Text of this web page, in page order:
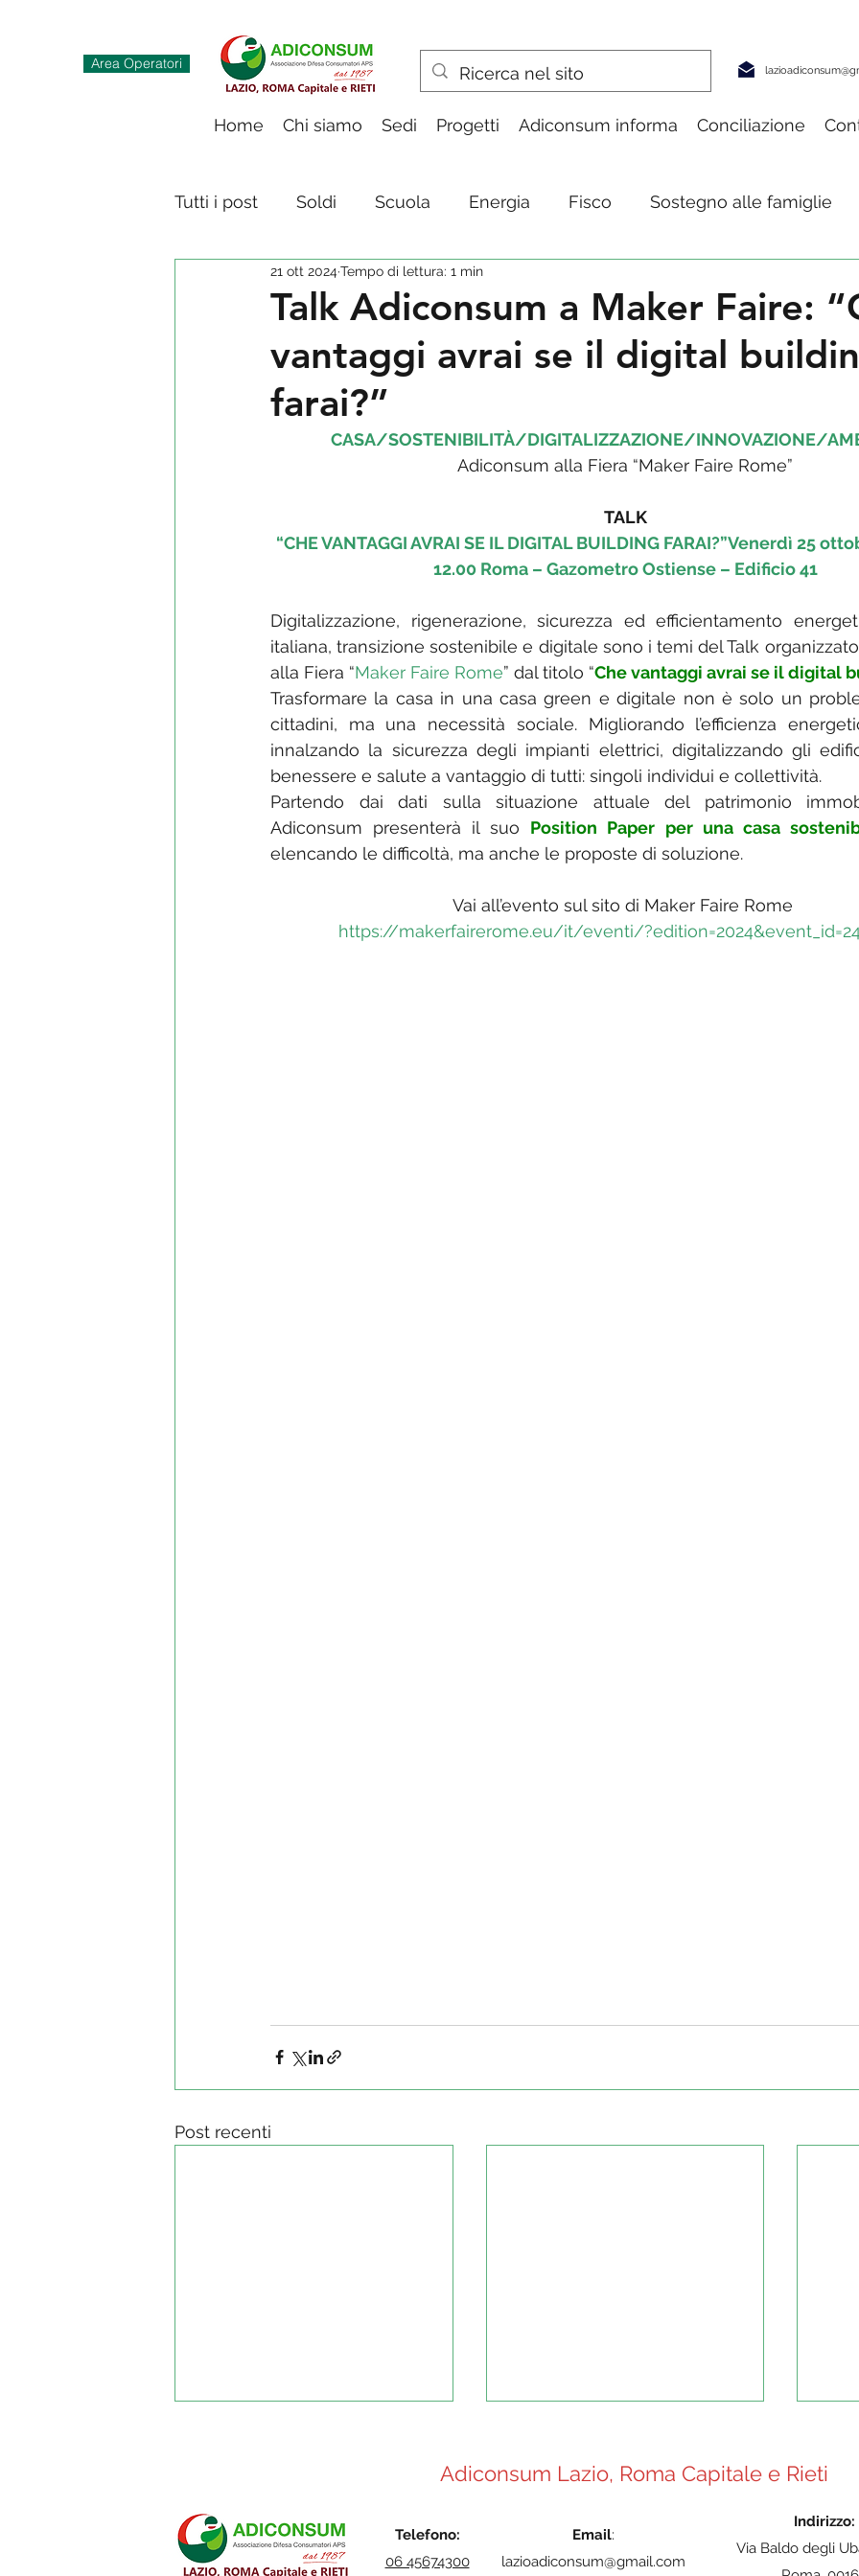
Area Operatori
Home Chi siamo Sedi Progetti Adiconsum informa Conciliazione
Tutti i post Soldi Scuola Energia Fisco Sostegno alle famiglie
Innovazione digitale Spesa & consumi
Talk Adiconsum a Maker Faire:
vantaggi avrai se il digital
farai?”
21 ott 2024 Tempo di lettura: 1 min
CASA/SOSTENIBILITÀ/DIGITALIZZAZIONE/INNOVAZIONE/
Adiconsum alla Fiera “Maker Faire Rome”
TALK
“CHE VANTAGGI AVRAI SE IL DIGITAL BUILDING FARAI?”Venerdì 25
12.00 Roma – Gazometro Ostiense – Edificio 41
Digitalizzazione, rigenerazione, sicurezza ed efficientamento
italiana, transizione sostenibile e digitale sono i temi del Talk
alla Fiera “Maker Faire Rome” dal titolo “Che vantaggi avrai se il digital
Trasformare la casa in una casa green e digitale non è solo un
cittadini, ma una necessità sociale. Migliorando l’efficienza
innalzando la sicurezza degli impianti elettrici, digitalizzando gli
benessere e salute a vantaggio di tutti: singoli individui e collettività.
Partendo dai dati sulla situazione attuale del patrimonio
Adiconsum presenterà il suo Position Paper per una casa
elencando le difficoltà, ma anche le proposte di soluzione.
Vai all’evento sul sito di Maker Faire Rome
https://makerfairerome.eu/it/eventi/
Post recenti
Adiconsum Lazio, Roma Capitale e Rieti
Telefono:
06 45674300
Email:
lazioadiconsum@gmail.com
Indirizzo:
Via Baldo degli